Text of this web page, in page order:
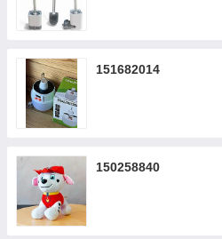
151682014
150258840